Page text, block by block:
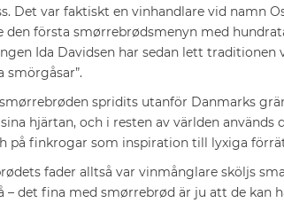
Det var faktiskt en vinhandlare vid namn
den första smørrebrødsmenyn med
Ida Davidsen har sedan lett
smörgåsar”.
spridits utanför Danmarks
hjärtan, och i resten av världen
på finkrogar som inspiration till lyxiga
fader alltså var vinmånglare sköljs
– det fina med smørrebrød är ju att de kan